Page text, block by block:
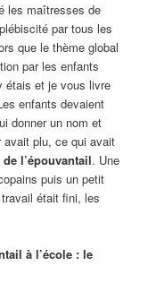
les maîtresses de
par tous les
que le thème global
par les enfants
étais et je vous livre
enfants devaient
donner un nom et
avait plu, ce qui avait
l’épouvantail. Une
puis un petit
était fini, les
à l’école : le